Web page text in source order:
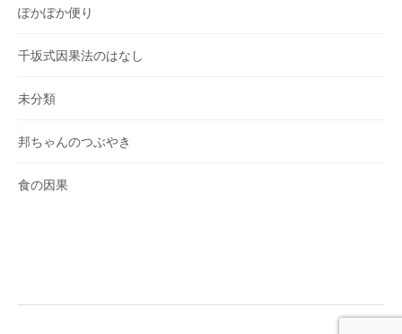
ぽかぽか便り
千坂式因果法のはなし
未分類
邦ちゃんのつぶやき
食の因果